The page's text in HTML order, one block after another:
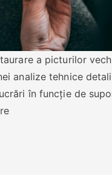
a picturilor
analize tehnice
în funcție de